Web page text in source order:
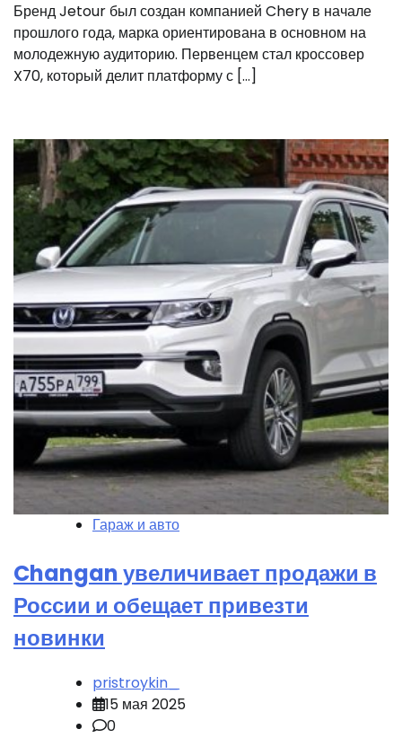
Бренд Jetour был создан компанией Chery в начале
прошлого года, марка ориентирована в основном на
молодежную аудиторию. Первенцем стал кроссовер
X70, который делит платформу с […]
Гараж и авто
Changan увеличивает продажи в
России и обещает привезти
новинки
pristroykin_
15 мая 2025
0